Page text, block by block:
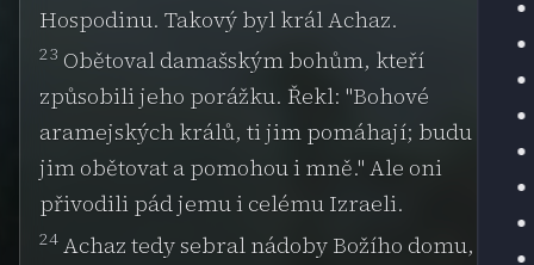
Hospodinu. Takový byl král Achaz.
23 Obětoval damašským bohům, kteří
způsobili jeho porážku. Řekl: "Bohové
aramejských králů, ti jim pomáhají; budu
jim obětovat a pomohou i mně." Ale oni
přivodili pád jemu i celému Izraeli.
24 Achaz tedy sebral nádoby Božího domu,